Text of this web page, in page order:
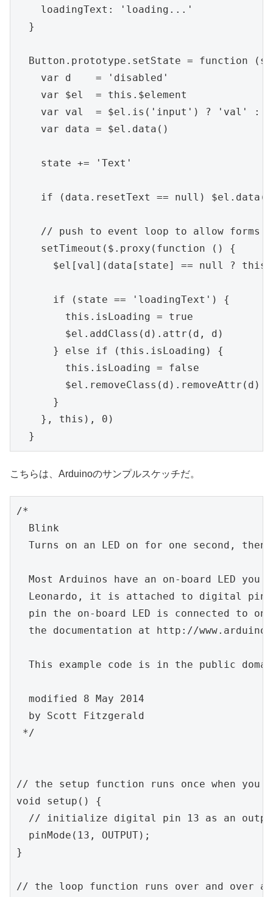
    loadingText: 'loading...'
  }
Button.prototype.setState = function
    var d    = 'disabled'
    var $el  = this.$element
var val  = $el.is('input') ? 'val' :
    var data = $el.data()
    state += 'Text'
if (data.resetText == null)
// push to event loop to allow forms
    setTimeout($.proxy(function () {
$el[val](data[state] == null ?
      if (state == 'loadingText') {
        this.isLoading = true
        $el.addClass(d).attr(d, d)
      } else if (this.isLoading) {
        this.isLoading = false
        $el.removeClass(d).removeAttr(d)
      }
    }, this), 0)
こちらは、Arduinoのサンプルスケッチだ。
/*
  Blink
Turns on an LED on for one second, then
Most Arduinos have an on-board LED you
Leonardo, it is attached to digital pin
pin the on-board LED is connected to on
the documentation at http://
This example code is in the public
  modified 8 May 2014
  by Scott Fitzgerald
*/
// the setup function runs once when you
void setup() {
// initialize digital pin 13 as an
  pinMode(13, OUTPUT);
}
// the loop function runs over and over